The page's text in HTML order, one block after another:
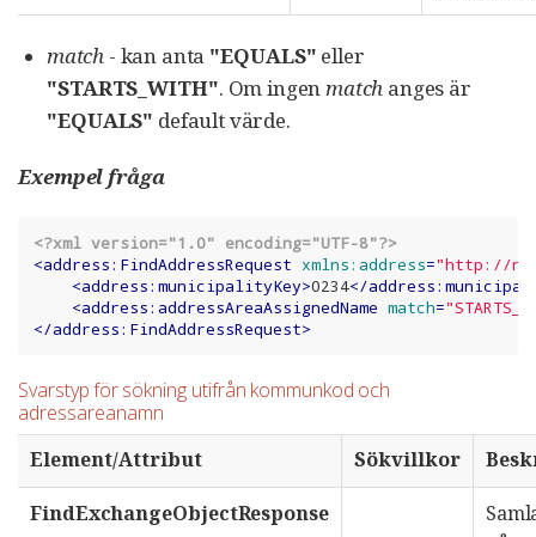
match - kan anta "EQUALS" eller
"STARTS_WITH". Om ingenmatch anges är
"EQUALS" default värde.
Exempel fråga
<?xml version="1.0" encoding="UTF-8"?>
<address:FindAddressRequest xmlns:address="http://
<address:municipalityKey>0234</
<address:addressAreaAssignedName match=
</address:FindAddressRequest>
Svarstyp för sökning utifrån kommunkod och
adressareanamn
Element/Attribut
Sökvillkor
FindExchangeObjectResponse